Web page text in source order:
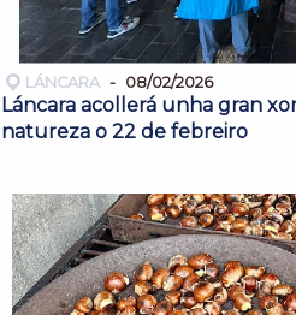
LÁNCARA 08/02/2026
Láncara acollerá unha gran
natureza o 22 de febreiro